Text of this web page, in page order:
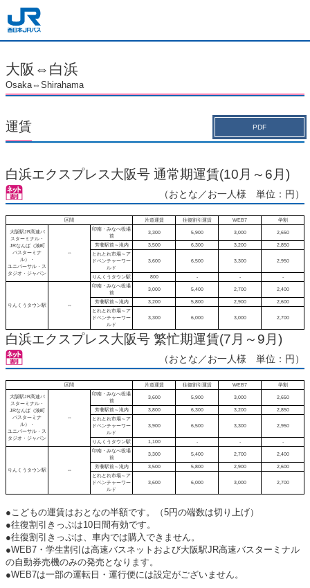
大阪⇔白浜
Osaka⇔Shirahama
運賃 PDF
白浜エクスプレス大阪号 通常期運賃(10月～6月)
（おとな／お一人様 単位：円）
区間 片道運賃 往復割引運賃 WEB7
学割
大阪駅JR高速バ
スターミナル・
JRなんば（湊町
バスターミナ
ル）・
ユニバーサル・ス
タジオ・ジャパン
⇔
印南・みなべ役場
前
3,300 5,900 3,000
2,650
芳養駅前～滝内
3,500 6,300 3,200
2,850
とれとれ市場～ア
ドベンチャーワー
ルド
3,600 6,500 3,300 2,950
りんくうタウン駅 800 - - -
りんくうタウン駅 ⇔
印南・みなべ役場
前
3,000 5,400 2,700
2,400
芳養駅前～滝内
3,200 5,800 2,900
2,600
とれとれ市場～ア
ドベンチャーワー
ルド
3,300 6,000 3,000 2,700
白浜エクスプレス大阪号 繁忙期運賃(7月～9月)
（おとな／お一人様 単位：円）
区間 片道運賃 往復割引運賃 WEB7
学割
大阪駅JR高速バ
スターミナル・
JRなんば（湊町
バスターミナ
ル）・
ユニバーサル・ス
タジオ・ジャパン
⇔
印南・みなべ役場
前
3,600 5,900 3,000
2,650
芳養駅前～滝内
3,800 6,300 3,200
2,850
とれとれ市場～ア
ドベンチャーワー
ルド
3,900 6,500 3,300 2,950
りんくうタウン駅 1,100 - - -
りんくうタウン駅 ⇔
印南・みなべ役場
前
3,300 5,400 2,700
2,400
芳養駅前～滝内
3,500 5,800 2,900
2,600
とれとれ市場～ア
ドベンチャーワー
ルド
3,600 6,000 3,000 2,700
●こどもの運賃はおとなの半額です。（5円の端数は切り上げ）
●往復割引きっぷは10日間有効です。
●往復割引きっぷは、車内では購入できません。
●WEB7・学生割引は高速バスネットおよび大阪駅JR高速バスターミナル
の自動券売機のみの発売となります。
●WEB7は一部の運転日・運行便には設定がございません。